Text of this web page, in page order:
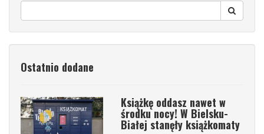
Ostatnio dodane
Książkę oddasz nawet w
środku nocy! W Bielsku-
Białej stanęły książkomaty